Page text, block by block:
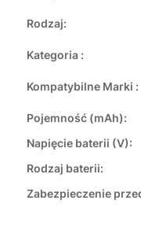
Rodzaj:
Kategoria :
Kompatybilne Marki :
Pojemność (mAh):
Napięcie baterii (V):
Rodzaj baterii:
Zabezpieczenie